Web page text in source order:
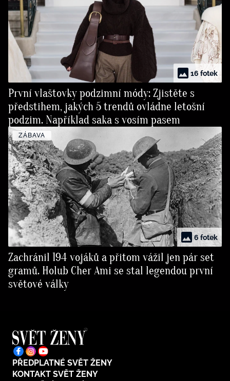
16 fotek
První vlaštovky podzimní módy: Zjistěte s
předstihem, jakých 5 trendů ovládne letošní
podzim. Například saka s vosím pasem
ZÁBAVA
6 fotek
Zachránil 194 vojáků a přitom vážil jen pár set
gramů. Holub Cher Ami se stal legendou první
světové války
PŘEDPLATNÉ SVĚT ŽENY
KONTAKT SVĚT ŽENY